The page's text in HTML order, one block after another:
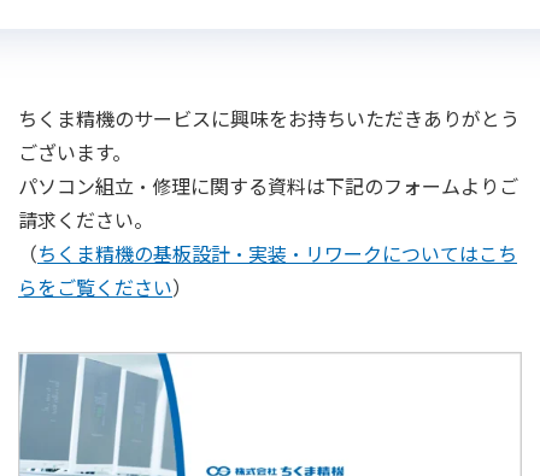
ちくま精機のサービスに興味をお持ちいただきありがとう
ございます。
パソコン組立・修理に関する資料は下記のフォームよりご
請求ください。
（ちくま精機の基板設計・実装・リワークについてはこち
らをご覧ください）